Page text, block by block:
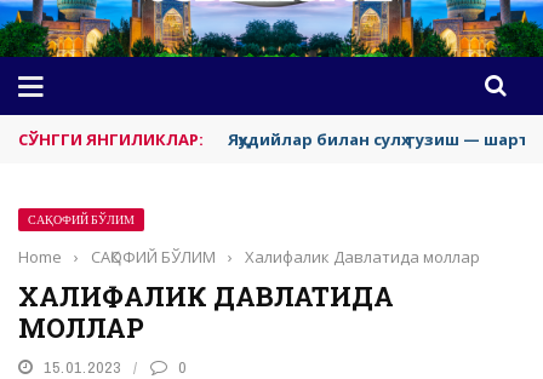
СЎНГГИ ЯНГИЛИКЛАР: Яҳудийлар билан сулҳ тузиш —
САҚОФИЙ БЎЛИМ
Home › САҚОФИЙ БЎЛИМ › Халифалик Давлатида моллар
ХАЛИФАЛИК ДАВЛАТИДА
МОЛЛАР
15.01.2023 0